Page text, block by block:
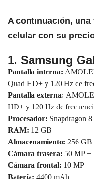
A continuación, una
celular con su
1. Samsung
Pantalla interna:
Quad HD+ y 120 Hz de
Pantalla externa:
HD+ y 120 Hz de
Procesador: Snapdragon 8
RAM: 12 GB
Almacenamiento: 256 GB
Cámara trasera: 50 MP +
Cámara frontal: 10 MP
Batería: 4400 mAh